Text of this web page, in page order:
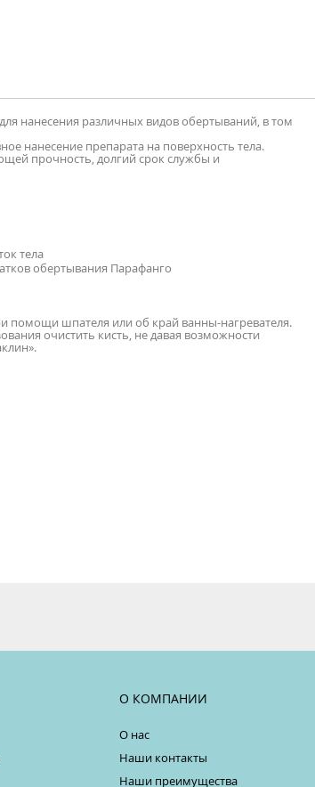
нанесения различных видов обертываний, в том
нанесение препарата на поверхность тела.
прочность, долгий срок службы и
тела
обертывания Парафанго
помощи шпателя или об край ванны-нагревателя.
очистить кисть, не давая возможности
О КОМПАНИИ
О нас
Наши контакты
Наши преимущества